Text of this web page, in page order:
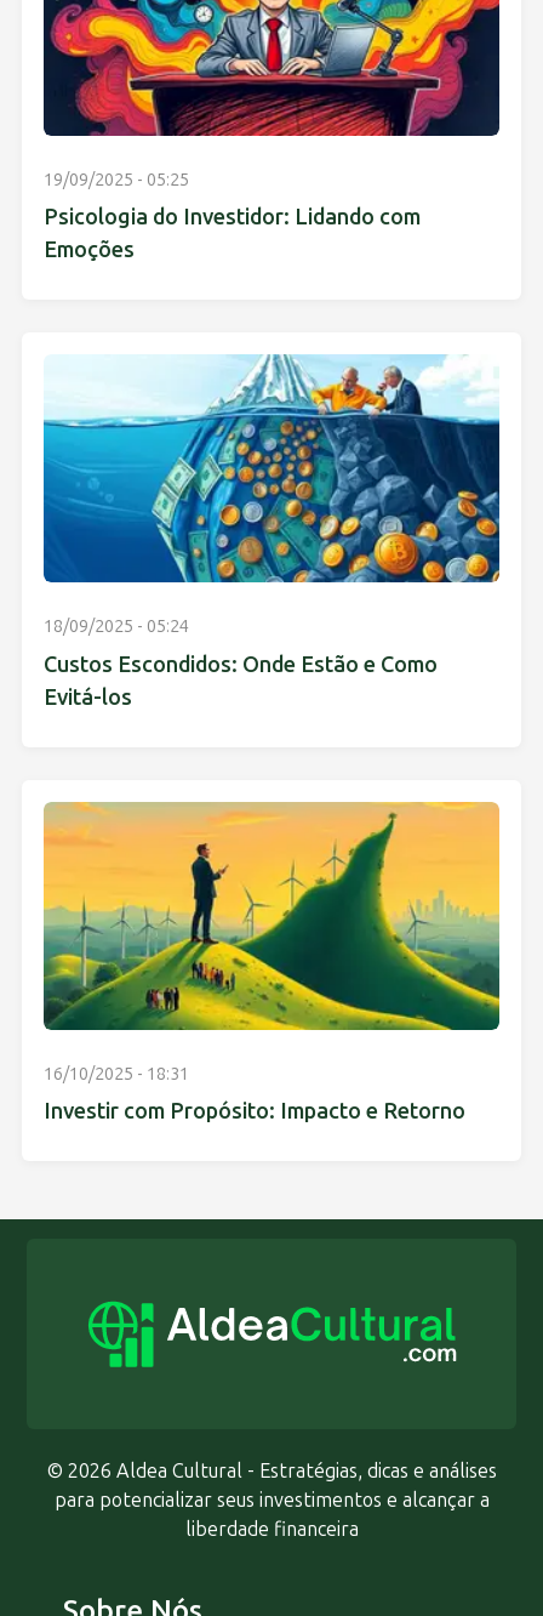
19/09/2025 - 05:25
Psicologia do Investidor: Lidando com
Emoções
18/09/2025 - 05:24
Custos Escondidos: Onde Estão e Como
Evitá-los
16/10/2025 - 18:31
Investir com Propósito: Impacto e Retorno
© 2026 Aldea Cultural - Estratégias, dicas e análises
para potencializar seus investimentos e alcançar a
liberdade financeira